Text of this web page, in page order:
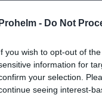
Prohelm - Do Not
you wish to opt-out of
information for
your selection.
seeing interest-
je
z tepelne